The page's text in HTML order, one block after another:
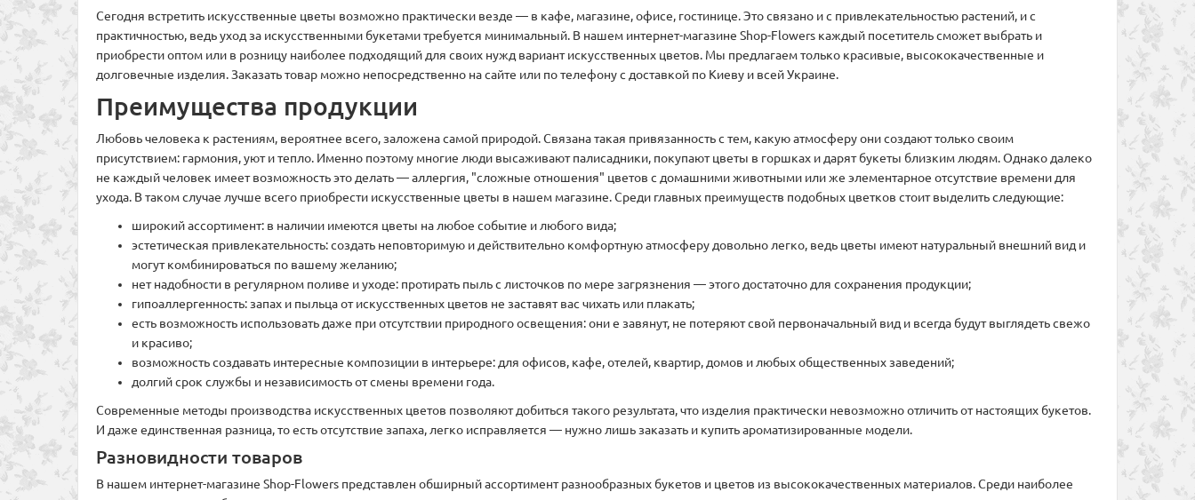
Сегодня встретить искусственные цветы возможно практически везде — в кафе, магазине, офисе, гостинице. Это связано и с привлекательностью растений, и с
практичностью, ведь уход за искусственными букетами требуется минимальный. В нашем интернет-магазине Shop-Flowers каждый посетитель сможет выбрать и
приобрести оптом или в розницу наиболее подходящий для своих нужд вариант искусственных цветов. Мы предлагаем только красивые, высококачественные и
долговечные изделия. Заказать товар можно непосредственно на сайте или по телефону с доставкой по Киеву и всей Украине.
Преимущества продукции
Любовь человека к растениям, вероятнее всего, заложена самой природой. Связана такая привязанность с тем, какую атмосферу они создают только своим
присутствием: гармония, уют и тепло. Именно поэтому многие люди высаживают палисадники, покупают цветы в горшках и дарят букеты близким людям. Однако далеко
не каждый человек имеет возможность это делать — аллергия, "сложные отношения" цветов с домашними животными или же элементарное отсутствие времени для
ухода. В таком случае лучше всего приобрести искусственные цветы в нашем магазине. Среди главных преимуществ подобных цветков стоит выделить следующие:
широкий ассортимент: в наличии имеются цветы на любое событие и любого вида;
эстетическая привлекательность: создать неповторимую и действительно комфортную атмосферу довольно легко, ведь цветы имеют натуральный внешний вид и
могут комбинироваться по вашему желанию;
нет надобности в регулярном поливе и уходе: протирать пыль с листочков по мере загрязнения — этого достаточно для сохранения продукции;
гипоаллергенность: запах и пыльца от искусственных цветов не заставят вас чихать или плакать;
есть возможность использовать даже при отсутствии природного освещения: они е завянут, не потеряют свой первоначальный вид и всегда будут выглядеть свежо
и красиво;
возможность создавать интересные композиции в интерьере: для офисов, кафе, отелей, квартир, домов и любых общественных заведений;
долгий срок службы и независимость от смены времени года.
Современные методы производства искусственных цветов позволяют добиться такого результата, что изделия практически невозможно отличить от настоящих букетов.
И даже единственная разница, то есть отсутствие запаха, легко исправляется — нужно лишь заказать и купить ароматизированные модели.
Разновидности товаров
В нашем интернет-магазине Shop-Flowers представлен обширный ассортимент разнообразных букетов и цветов из высококачественных материалов. Среди наиболее